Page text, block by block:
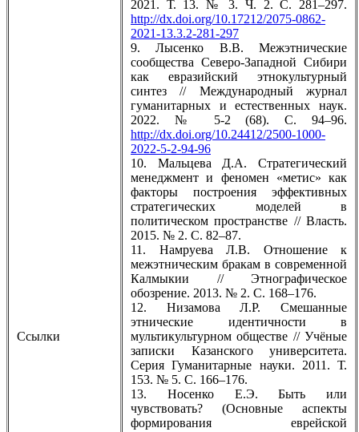
Ссылки
2021. Т. 13. № 3. Ч. 2. С. 281–297.
http://dx.doi.org/10.17212/2075-0862-
2021-13.3.2-281-297
9. Лысенко В.В. Межэтнические
сообщества Северо-Западной Сибири
как евразийский этнокультурный
синтез // Международный журнал
гуманитарных и естественных наук.
2022. № 5-2 (68). С. 94–96.
http://dx.doi.org/10.24412/2500-1000-
2022-5-2-94-96
10. Мальцева Д.А. Стратегический
менеджмент и феномен «метис» как
факторы построения эффективных
стратегических моделей в
политическом пространстве // Власть.
2015. № 2. С. 82–87.
11. Намруева Л.В. Отношение к
межэтническим бракам в современной
Калмыкии // Этнографическое
обозрение. 2013. № 2. С. 168–176.
12. Низамова Л.Р. Смешанные
этнические идентичности в
мультикультурном обществе // Учёные
записки Казанского университета.
Серия Гуманитарные науки. 2011. Т.
153. № 5. С. 166–176.
13. Носенко Е.Э. Быть или
чувствовать? (Основные аспекты
формирования еврейской